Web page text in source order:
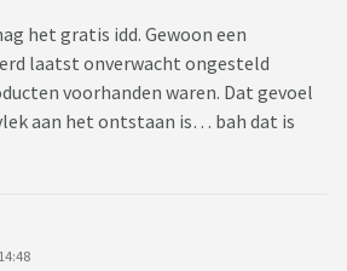
het gratis idd. Gewoon een
laatst onverwacht ongesteld
voorhanden waren. Dat gevoel
aan het ontstaan is… bah dat is